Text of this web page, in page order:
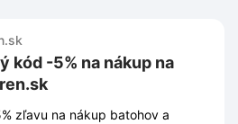
kód -5% na nákup na
zľavu na nákup batohov a